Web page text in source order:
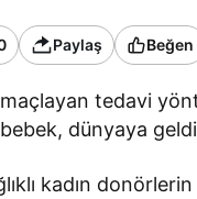
Paylaş Beğen
tedavi
bebek, dünyaya
kadın donörlerin